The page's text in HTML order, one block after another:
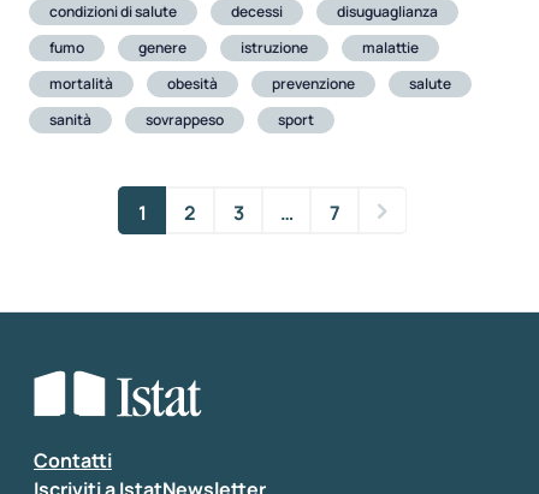
condizioni di salute
decessi
disuguaglianza
fumo
genere istruzione
malattie
mortalità
obesità prevenzione
salute
sanità
sovrappeso sport
1 2 3 … 7
Contatti